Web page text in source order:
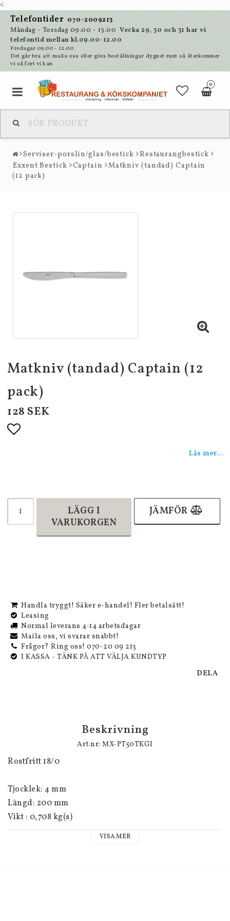
<
Telefontider 070-2009213
Måndag - Torsdag 09.00 - 15.00 Vecka 29, 30 och 31 har vi
telefontid mellan kl.09.00-12.00
Fredagar 09.00 - 12.00
Det går bra att maila oss eller göra beställningar dygnet runt så återkommer
vi så fort vi kan
0
Serviser-porslin/glas/bestick
Restaurangbestick
Exxent Bestick
Captain
Matkniv (tandad) Captain
(12 pack)
Matkniv (tandad) Captain (12
pack)
128 SEK
Läs mer...
LÄGG I
VARUKORGEN
JÄMFÖR
Handla tryggt! Säker e-handel! Fler betalsätt!
Leasing
Normal leverans 4-14 arbetsdagar
Maila oss, vi svarar snabbt!
Frågor? Ring oss! 070-20 09 213
I KASSA - TÄNK PÅ ATT VÄLJA KUNDTYP
DELA
Beskrivning
Art.nr: MX-PT50TKGI
Rostfritt 18/0
Tjocklek: 4 mm
Längd: 200 mm
Vikt : 0,708 kg(s)
VISA MER